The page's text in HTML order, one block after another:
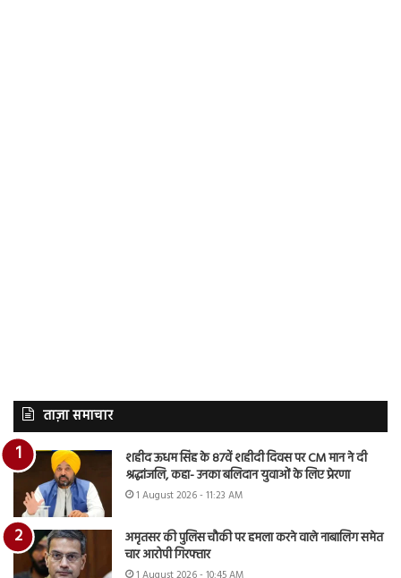
ताज़ा समाचार
शहीद ऊधम सिंह के 87वें शहीदी दिवस पर CM मान ने दी
श्रद्धांजलि, कहा- उनका बलिदान युवाओं के लिए प्रेरणा
1 August 2026 - 11:23 AM
अमृतसर की पुलिस चौकी पर हमला करने वाले नाबालिग समेत
चार आरोपी गिरफ्तार